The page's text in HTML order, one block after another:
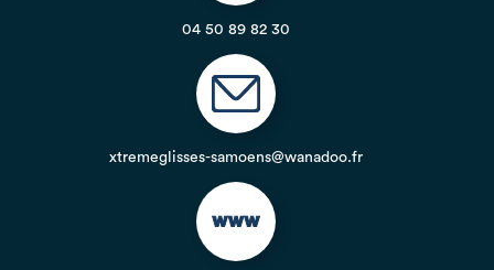
04 50 89 82 30
xtremeglisses-samoens@wanadoo.fr